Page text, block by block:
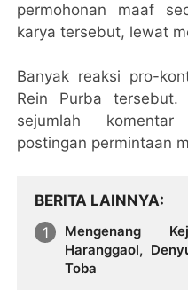
permohonan maaf
karya tersebut, lewat
Banyak reaksi pro-
Rein Purba
sejumlah
postingan permintaan
BERITA LAINNYA
Mengenang
Haranggaol,
Toba